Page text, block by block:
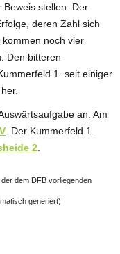
Beweis stellen. Der
deren Zahl sich
noch vier
Den bitteren
1. seit einiger
an. Am
. Der Kummerfeld 1.
2
dem DFB vorliegenden
generiert)